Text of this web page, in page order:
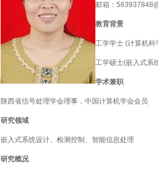
邮箱：
教育背景
工学学士 (计算机科
工学硕士(嵌入式系
学术兼职
陕西省信号处理学会理事，中国计算机学会会员
研究领域
嵌入式系统设计、检测控制、智能信息处理
研究概况